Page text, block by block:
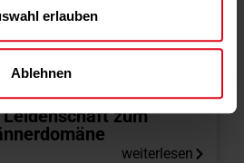
erlauben
Ablehnen
,SLIDER
, Kathi Fleig ,
zum
weiterlesen